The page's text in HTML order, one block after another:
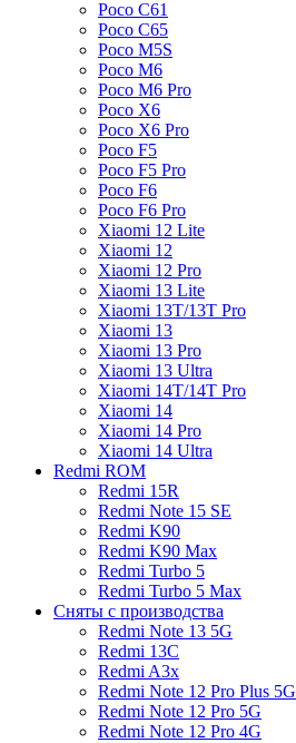
Poco C61
Poco C65
Poco M5S
Poco M6
Poco M6 Pro
Poco X6
Poco X6 Pro
Poco F5
Poco F5 Pro
Poco F6
Poco F6 Pro
Xiaomi 12 Lite
Xiaomi 12
Xiaomi 12 Pro
Xiaomi 13 Lite
Xiaomi 13T/13T Pro
Xiaomi 13
Xiaomi 13 Pro
Xiaomi 13 Ultra
Xiaomi 14T/14T Pro
Xiaomi 14
Xiaomi 14 Pro
Xiaomi 14 Ultra
Redmi ROM
Redmi 15R
Redmi Note 15 SE
Redmi K90
Redmi K90 Max
Redmi Turbo 5
Redmi Turbo 5 Max
Сняты с производства
Redmi Note 13 5G
Redmi 13C
Redmi A3x
Redmi Note 12 Pro Plus 5G
Redmi Note 12 Pro 5G
Redmi Note 12 Pro 4G